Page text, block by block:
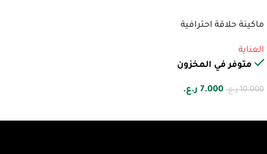
ماكينة حلاقة احترافية
العناية
متوفر في المخزون
10.000 ر.ع. 7.000 ر.ع.